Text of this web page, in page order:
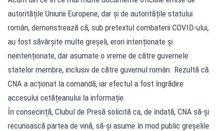
autoritățile Uniunii Europene, dar și de autoritățile statului
român, demonstrează că, sub pretextul combaterii COVID-ului,
au fost săvârșite multe greșeli, erori intenționate și
neintenționate, dar asumate o vreme de către guvernele
statelor membre, inclusiv de către guvernul român. Rezultă că
CNA a acționat la comandă, iar efectul a fost îngrădire
accesului cetățeanului la informație.
În consecință, Clubul de Presă solicită ca, de îndată, CNA să-și
recunoască partea de vină, să-și asume în mod public greșelile